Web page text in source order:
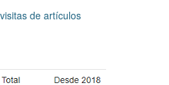
de artículos